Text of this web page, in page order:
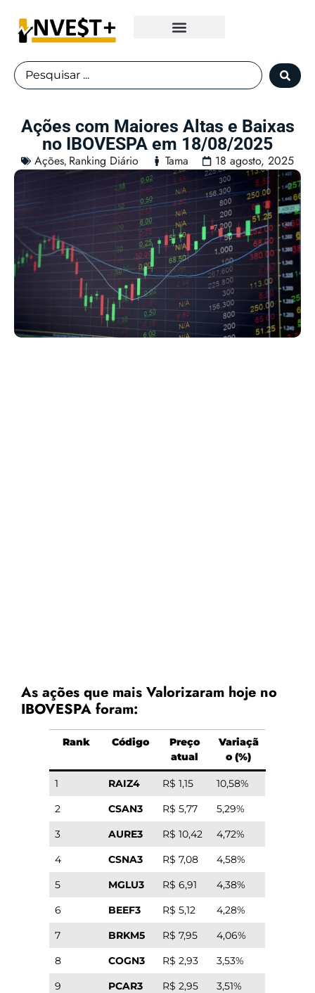
Ações com Maiores Altas e Baixas
no IBOVESPA em 18/08/2025
Ações, Ranking Diário Tama 18 agosto, 2025
As ações que mais Valorizaram hoje no
IBOVESPA foram:
Rank Código
Preço
atual
Variaçã
o (%)
1 RAIZ4 R$ 1,15
10,58%
2
CSAN3 R$ 5,77
5,29%
3
AURE3 R$ 10,42
4,72%
4
CSNA3 R$ 7,08
4,58%
5
MGLU3 R$ 6,91
4,38%
6
BEEF3 R$ 5,12
4,28%
7
BRKM5 R$ 7,95
4,06%
8
COGN3 R$ 2,93
3,53%
9
PCAR3 R$ 2,95
3,51%